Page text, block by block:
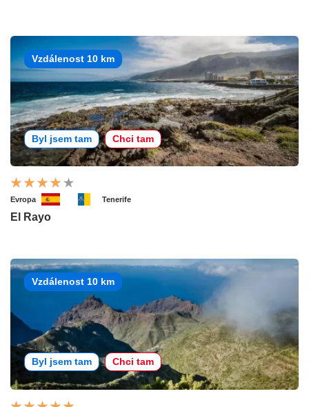
Vzdálenost 10 km
Byl jsem tam Chci tam
Evropa Tenerife
El Rayo
Vzdálenost 10 km
Byl jsem tam Chci tam